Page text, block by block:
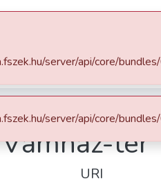
tér
URI
server/api/core/
server/api/core/